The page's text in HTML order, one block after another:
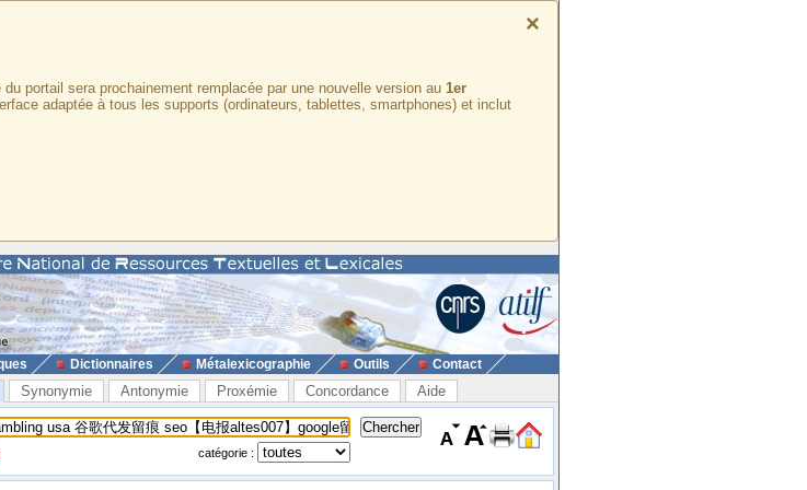
×
portail sera prochainement remplacée par une nouvelle version au 1er
adaptée à tous les supports (ordinateurs, tablettes, smartphones) et inclut
Dictionnaires Métalexicographie Outils Contact
Synonymie Antonymie Proxémie Concordance Aide
catégorie :